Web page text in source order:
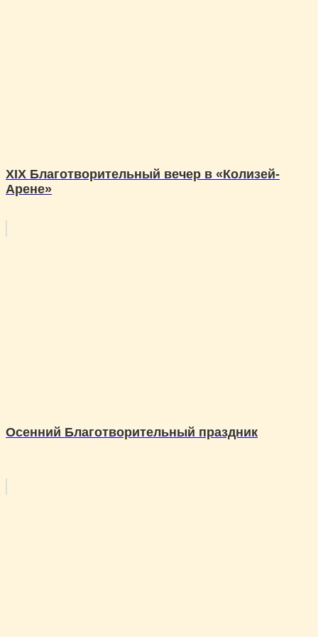
XIХ Благотворительный вечер в «Колизей-
Арене»
Осенний Благотворительный праздник